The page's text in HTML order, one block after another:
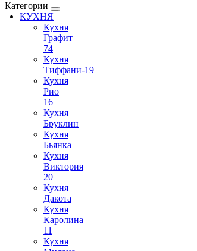
Категории
КУХНЯ
Кухня
Графит
74
Кухня
Тиффани-19
Кухня
Рио
16
Кухня
Бруклин
Кухня
Бьянка
Кухня
Виктория
20
Кухня
Дакота
Кухня
Каролина
11
Кухня